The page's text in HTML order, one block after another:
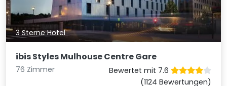
3 Sterne Hotel
ibis Styles Mulhouse Centre Gare
76 Zimmer
Bewertet mit 7.6
(1124 Bewertungen)